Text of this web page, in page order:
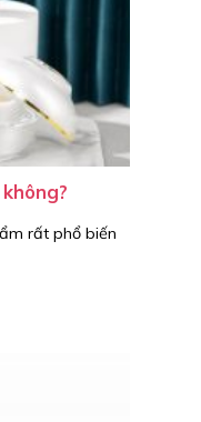
rất phổ biến